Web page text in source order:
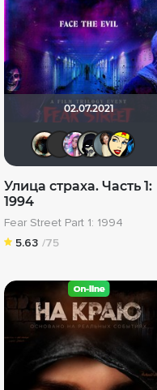
02.07.2021
HaotikYus90
Улица страха. Часть 1:
1994
Fear Street Part 1: 1994
5.63 /75